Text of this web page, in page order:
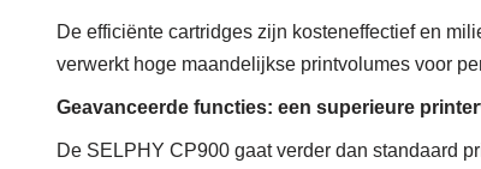
De efficiënte cartridges zijn kosteneffectief en
verwerkt hoge maandelijkse printvolumes voor
Geavanceerde functies: een superieure
De SELPHY CP900 gaat verder dan standaard